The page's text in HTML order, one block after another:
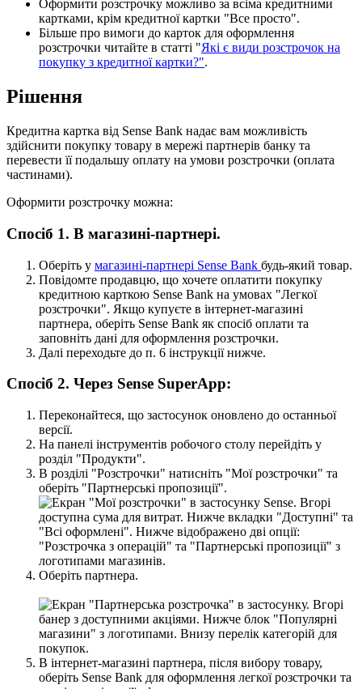
Оформити розстрочку можливо за всіма кредитними
картками, крім кредитної картки "Все просто".
Більше про вимоги до карток для оформлення
розстрочки читайте в статті "Які є види розстрочок на
покупку з кредитної картки?".
Рішення
Кредитна картка від Sense Bank надає вам можливість
здійснити покупку товару в мережі партнерів банку та
перевести її подальшу оплату на умови розстрочки (оплата
частинами).
Оформити розстрочку можна:
Спосіб 1. В магазині-партнері.
Оберіть у магазині-партнері Sense Bank будь-який товар.
Повідомте продавцю, що хочете оплатити покупку
кредитною карткою Sense Bank на умовах "Легкої
розстрочки". Якщо купуєте в інтернет-магазині
партнера, оберіть Sense Bank як спосіб оплати та
заповніть дані для оформлення розстрочки.
Далі переходьте до п. 6 інструкції нижче.
Спосіб 2. Через Sense SuperApp:
Переконайтеся, що застосунок оновлено до останньої
версії.
На панелі інструментів робочого столу перейдіть у
розділ "Продукти".
В розділі "Розстрочки" натисніть "Мої розстрочки" та
оберіть "Партнерські пропозиції".
Оберіть партнера.
В інтернет-магазині партнера, після вибору товару,
оберіть Sense Bank для оформлення легкої розстрочки та